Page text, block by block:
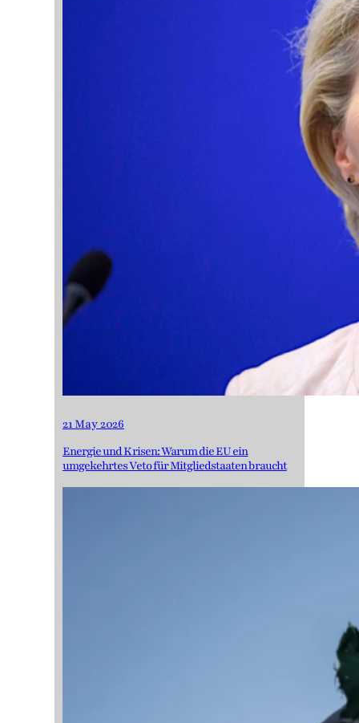
21 May 2026
Energie und Krisen: Warum die EU ein
umgekehrtes Veto für Mitgliedstaaten braucht